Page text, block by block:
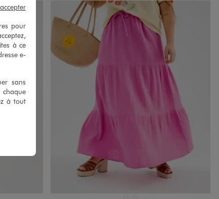
pour
à ce
e-
sans
chaque
à tout